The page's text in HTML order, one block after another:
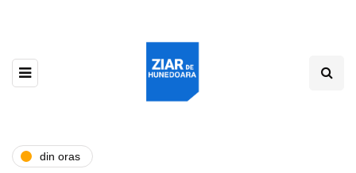
din oras